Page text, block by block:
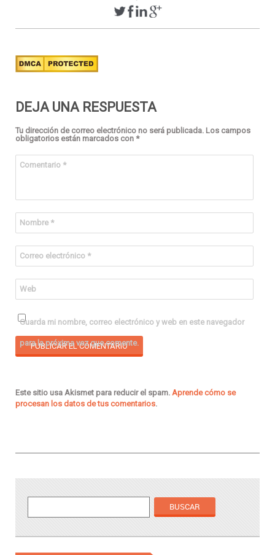
DEJA UNA RESPUESTA
Tu dirección de correo electrónico no será publicada. Los campos
obligatorios están marcados con *
Comentario *
Nombre *
Correo electrónico *
Web
Guarda mi nombre, correo electrónico y web en este navegador
para la próxima vez que comente.
Este sitio usa Akismet para reducir el spam. Aprende cómo se
procesan los datos de tus comentarios.